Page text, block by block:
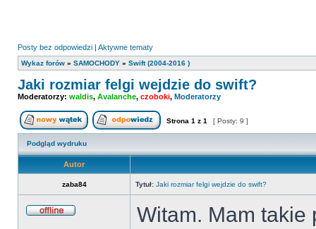
Posty bez odpowiedzi | Aktywne tematy
Wykaz forów » SAMOCHODY » Swift (2004-2016 )
Jaki rozmiar felgi wejdzie do swift?
Moderatorzy: waldis, Avalanche, czoboki, Moderatorzy
Nowy temat Odpowiedz w temacie
Strona 1 z 1 [ Posty: 9 ]
Podgląd wydruku
Autor
zaba84 Tytuł: Jaki rozmiar felgi wejdzie do swift?
Witam. Mam takie